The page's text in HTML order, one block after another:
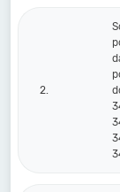
2.